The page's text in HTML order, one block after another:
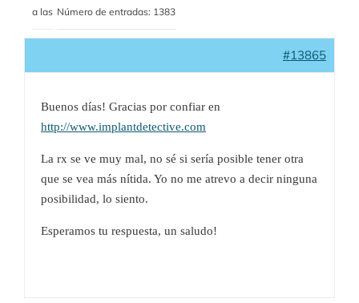
a las Número de entradas: 1383
#13865
Buenos días! Gracias por confiar en
http://www.implantdetective.com
La rx se ve muy mal, no sé si sería posible tener otra
que se vea más nítida. Yo no me atrevo a decir ninguna
posibilidad, lo siento.
Esperamos tu respuesta, un saludo!